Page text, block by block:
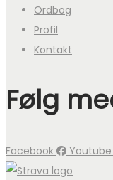
Ordbog
Profil
Kontakt
Følg
Facebook Youtube